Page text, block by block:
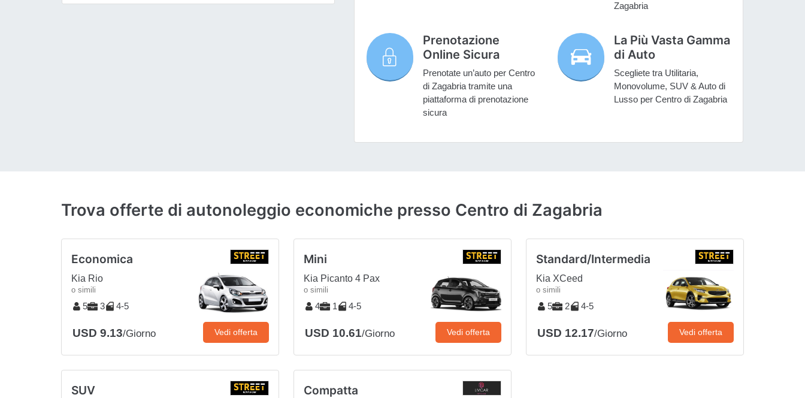
Zagabria
Prenotazione
Online Sicura
Prenotate un’auto per Centro
di Zagabria tramite una
piattaforma di prenotazione
sicura
La Più Vasta Gamma
di Auto
Scegliete tra Utilitaria,
Monovolume, SUV & Auto di
Lusso per Centro di Zagabria
Trova offerte di autonoleggio economiche presso Centro di Zagabria
Economica
Kia Rio
o simili
5 3 4-5
USD 9.13/Giorno Vedi offerta
Mini
Kia Picanto 4 Pax
o simili
4 1 4-5
USD 10.61/Giorno Vedi offerta
Standard/Intermedia
Kia XCeed
o simili
5 2 4-5
USD 12.17/Giorno Vedi offerta
SUV Compatta